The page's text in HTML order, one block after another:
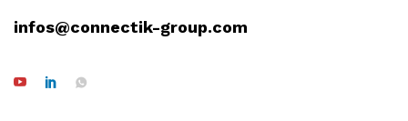
infos@connectik-group.com